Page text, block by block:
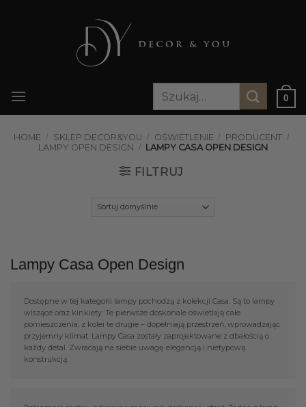
Szukaj:
0
HOME / SKLEP DECOR&YOU / OŚWIETLENIE / PRODUCENT /
LAMPY OPEN DESIGN / LAMPY CASA OPEN DESIGN
FILTRUJ
Lampy Casa Open Design
Dostępne w tej kategorii lampy pochodzą z kolekcji Casa. Są to lampy
wiszące oraz kinkiety. Te pierwsze doskonale oświetlają całe
pomieszczenia, z kolei te drugie – dopełniają przestrzeń, wprowadzając
przyjemny klimat. Lampy Casa zostały zaprojektowane z dbałością o
każdy detal. Zwracają na siebie uwagę elegancją i nietypową
konstrukcją.